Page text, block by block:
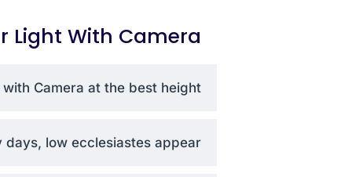
التجارية التي تناسب ميزانيتك وحجم
Light With Camera
Camera at the best height?
low ecclesiastes appear?